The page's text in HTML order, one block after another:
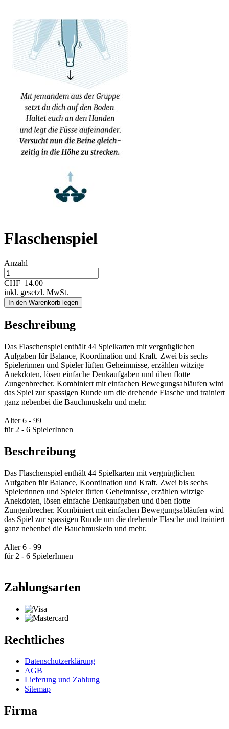
Flaschenspiel
Anzahl
CHF 14.00
inkl. gesetzl. MwSt.
In den Warenkorb legen
Beschreibung
Das Flaschenspiel enthält 44 Spielkarten mit vergnüglichen
Aufgaben für Balance, Koordination und Kraft. Zwei bis sechs
Spielerinnen und Spieler lüften Geheimnisse, erzählen witzige
Anekdoten, lösen einfache Denkaufgaben und üben flotte
Zungenbrecher. Kombiniert mit einfachen Bewegungsabläufen wird
das Spiel zur spassigen Runde um die drehende Flasche und trainiert
ganz nebenbei die Bauchmuskeln und mehr.
Alter 6 - 99
für 2 - 6 SpielerInnen
Beschreibung
Das Flaschenspiel enthält 44 Spielkarten mit vergnüglichen
Aufgaben für Balance, Koordination und Kraft. Zwei bis sechs
Spielerinnen und Spieler lüften Geheimnisse, erzählen witzige
Anekdoten, lösen einfache Denkaufgaben und üben flotte
Zungenbrecher. Kombiniert mit einfachen Bewegungsabläufen wird
das Spiel zur spassigen Runde um die drehende Flasche und trainiert
ganz nebenbei die Bauchmuskeln und mehr.
Alter 6 - 99
für 2 - 6 SpielerInnen
Zahlungsarten
Rechtliches
Datenschutzerklärung
AGB
Lieferung und Zahlung
Sitemap
Firma